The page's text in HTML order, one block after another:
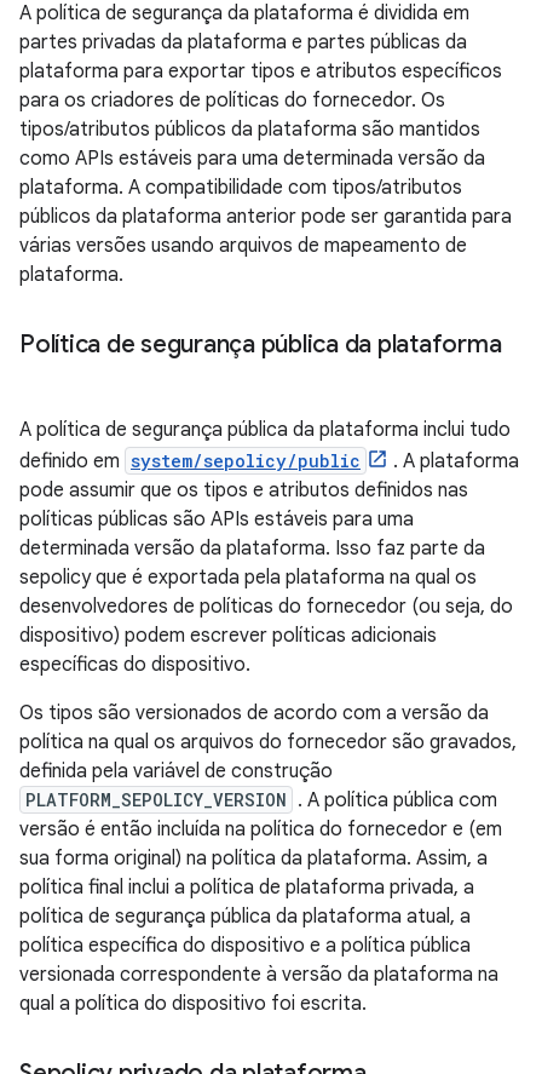
A política de segurança da plataforma é dividida em
partes privadas da plataforma e partes públicas da
plataforma para exportar tipos e atributos específicos
para os criadores de políticas do fornecedor. Os
tipos/atributos públicos da plataforma são mantidos
como APIs estáveis ​​para uma determinada versão da
plataforma. A compatibilidade com tipos/atributos
públicos da plataforma anterior pode ser garantida para
várias versões usando arquivos de mapeamento de
plataforma.
Política de segurança pública da plataforma
A política de segurança pública da plataforma inclui tudo
definido em system/sepolicy/public
. A plataforma
pode assumir que os tipos e atributos definidos nas
políticas públicas são APIs estáveis ​​para uma
determinada versão da plataforma. Isso faz parte da
sepolicy que é exportada pela plataforma na qual os
desenvolvedores de políticas do fornecedor (ou seja, do
dispositivo) podem escrever políticas adicionais
específicas do dispositivo.
Os tipos são versionados de acordo com a versão da
política na qual os arquivos do fornecedor são gravados,
definida pela variável de construção
PLATFORM_SEPOLICY_VERSION . A política pública com
versão é então incluída na política do fornecedor e (em
sua forma original) na política da plataforma. Assim, a
política final inclui a política de plataforma privada, a
política de segurança pública da plataforma atual, a
política específica do dispositivo e a política pública
versionada correspondente à versão da plataforma na
qual a política do dispositivo foi escrita.